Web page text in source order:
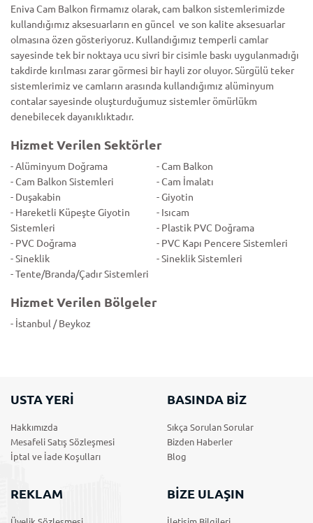
Eniva Cam Balkon firmamız olarak, cam balkon sistemlerimizde
kullandığımız aksesuarların en güncel ve son kalite aksesuarlar
olmasına özen gösteriyoruz. Kullandığımız temperli camlar
sayesinde tek bir noktaya ucu sivri bir cisimle baskı uygulanmadığı
takdirde kırılması zarar görmesi bir hayli zor oluyor. Sürgülü teker
sistemlerimiz ve camların arasında kullandığımız alüminyum
contalar sayesinde oluşturduğumuz sistemler ömürlükm
denebilecek dayanıklıktadır.
Hizmet Verilen Sektörler
- Alüminyum Doğrama
- Cam Balkon
- Cam Balkon Sistemleri
- Cam İmalatı
- Duşakabin
- Giyotin
- Hareketli Küpeşte Giyotin
Sistemleri
- Isıcam
- Plastik PVC Doğrama
- PVC Doğrama
- PVC Kapı Pencere Sistemleri
- Sineklik
- Sineklik Sistemleri
- Tente/Branda/Çadır Sistemleri
Hizmet Verilen Bölgeler
- İstanbul / Beykoz
USTA YERİ
Hakkımızda
Mesafeli Satış Sözleşmesi
İptal ve İade Koşulları
BASINDA BİZ
Sıkça Sorulan Sorular
Bizden Haberler
Blog
REKLAM BİZE ULAŞIN